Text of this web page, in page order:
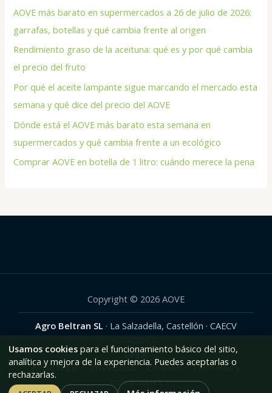
AOVE más barato en supermercados a 26 de julio de 2026:
garrafas, botellas y qué cambia frente al origen
Rendimiento graso de la aceituna: qué es y por qué cambia
el precio del fruto
Por qué el aceite lampante sigue marcando el mercado esta
semana y qué dice del precio del AOVE
Dónde está el AOVE más barato esta semana en
supermercados y qué cambia frente a un ecológico
Comprar AOVE en botella de 1 litro: cuándo merece la pena
Copyright © 2026 AOVE
Agro Beltran SL · La Salzadella, Castellón · CAECV
Legal
Aviso legal · Privacidad · Cookies · Términos y
condiciones
Usamos cookies para el funcionamiento básico del sitio,
analítica y mejora de la experiencia. Puedes aceptarlas o
rechazarlas.